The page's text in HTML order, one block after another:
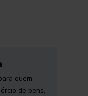
quem
de bens,